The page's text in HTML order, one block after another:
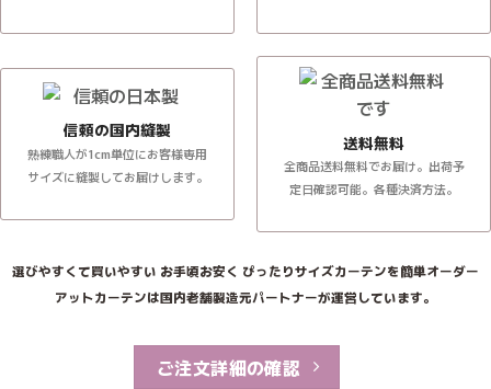
信頼の国内縫製
熟練職人が1cm単位にお客様専用
サイズに縫製してお届けします。
送料無料
全商品送料無料でお届け。出荷予
定日確認可能。各種決済方法。
選びやすくて買いやすい お手頃お安く ぴったりサイズカーテンを簡単オーダー
アットカーテンは国内老舗製造元パートナーが運営しています。
ご注文詳細の確認